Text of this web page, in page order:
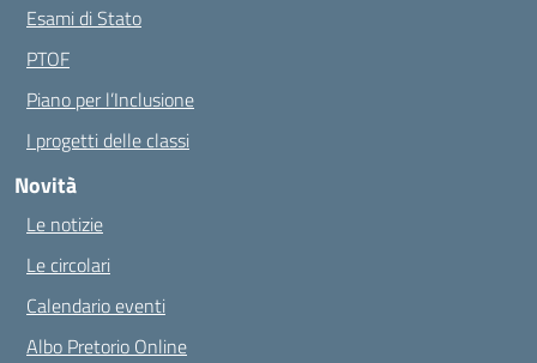
Esami di Stato
PTOF
Piano per l’Inclusione
I progetti delle classi
Novità
Le notizie
Le circolari
Calendario eventi
Albo Pretorio Online